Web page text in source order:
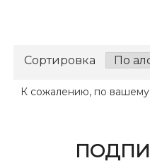
Сортировка
К сожалению, по вашему